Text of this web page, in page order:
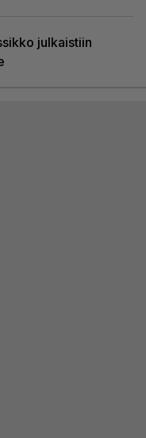
julkaistiin